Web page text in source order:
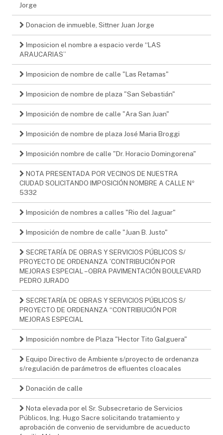
Jorge
Donacion de inmueble, Sittner Juan Jorge
Imposicion el nombre a espacio verde “LAS
ARAUCARIAS”
Imposicion de nombre de calle "Las Retamas"
Imposicion de nombre de plaza "San Sebastián"
Imposición de nombre de calle "Ara San Juan"
Imposición de nombre de plaza José Maria Broggi
Imposición nombre de calle "Dr. Horacio Domingorena"
NOTA PRESENTADA POR VECINOS DE NUESTRA
CIUDAD SOLICITANDO IMPOSICIÓN NOMBRE A CALLE Nº
5332
Imposición de nombres a calles "Rio del Jaguar"
Imposición de nombre de calle "Juan B. Justo"
SECRETARÍA DE OBRAS Y SERVICIOS PÚBLICOS S/
PROYECTO DE ORDENANZA ´CONTRIBUCIÓN POR
MEJORAS ESPECIAL – OBRA PAVIMENTACIÓN BOULEVARD
PEDRO JURADO
SECRETARÍA DE OBRAS Y SERVICIOS PÚBLICOS S/
PROYECTO DE ORDENANZA “CONTRIBUCIÓN POR
MEJORAS ESPECIAL
Imposición nombre de Plaza "Hector Tito Galguera"
Equipo Directivo de Ambiente s/proyecto de ordenanza
s/regulación de parámetros de efluentes cloacales
Donación de calle
Nota elevada por el Sr. Subsecretario de Servicios
Públicos, Ing. Hugo Sacre solicitando tratamiento y
aprobación de convenio de servidumbre de acueducto